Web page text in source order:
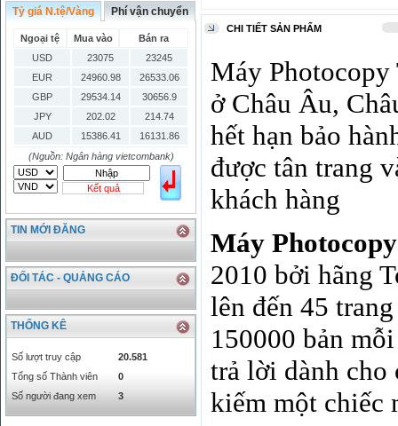
Tỷ giá N.tệ/Vàng Phí vận chuyển
Ngoại tệ Mua vào
Bán ra
USD
23075
23245
EUR
24960.98
26533.06
GBP
29534.14
30656.9
JPY
202.02
214.74
AUD
15386.41
16131.86
HKD
2906.04
3028.6
SGD
16755.29
17427.08
THB
666.2
786.99
CAD
17223.74
18058.21
CHF
23161.62
24283.77
INR
0
KRW
18.01
21.12
KWD
0
79758.97
MYR
5808.39
RMB
3272
RUB
(Nguồn: Ngân hàng vietcombank)
Kết quả
TIN MỚI ĐĂNG
ĐỐI TÁC - QUẢNG CÁO
THỐNG KÊ
Số lượt truy cập
20.581
Tổng số Thành viên
0
Số người đang xem
3
CHI TIẾT SẢN PHẨM
Máy Photocopy
ở Châu Âu,
hết hạn bảo
được tân trang
khách hàng
Máy
2010 bởi hãng
lên đến 45
150000 bản
trả lời dành cho
kiếm một chiếc